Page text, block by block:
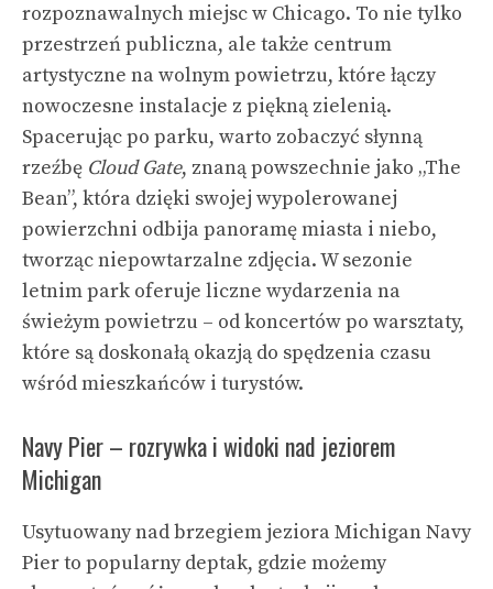
rozpoznawalnych miejsc w Chicago. To nie tylko
przestrzeń publiczna, ale także centrum
artystyczne na wolnym powietrzu, które łączy
nowoczesne instalacje z piękną zielenią.
Spacerując po parku, warto zobaczyć słynną
rzeźbę Cloud Gate, znaną powszechnie jako „The
Bean”, która dzięki swojej wypolerowanej
powierzchni odbija panoramę miasta i niebo,
tworząc niepowtarzalne zdjęcia. W sezonie
letnim park oferuje liczne wydarzenia na
świeżym powietrzu – od koncertów po warsztaty,
które są doskonałą okazją do spędzenia czasu
wśród mieszkańców i turystów.
Navy Pier – rozrywka i widoki nad jeziorem
Michigan
Usytuowany nad brzegiem jeziora Michigan Navy
Pier to popularny deptak, gdzie możemy